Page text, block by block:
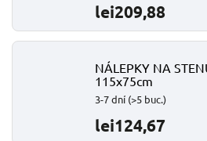
lei209,88
NÁLEPKY NA
115x75cm
3-7 dní (>5 buc.)
lei124,67